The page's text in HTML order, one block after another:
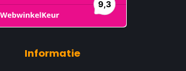
Informatie